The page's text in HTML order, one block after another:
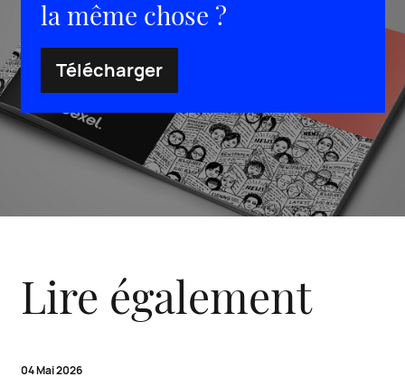
la même chose ?
Télécharger
Lire également
04 Mai 2026